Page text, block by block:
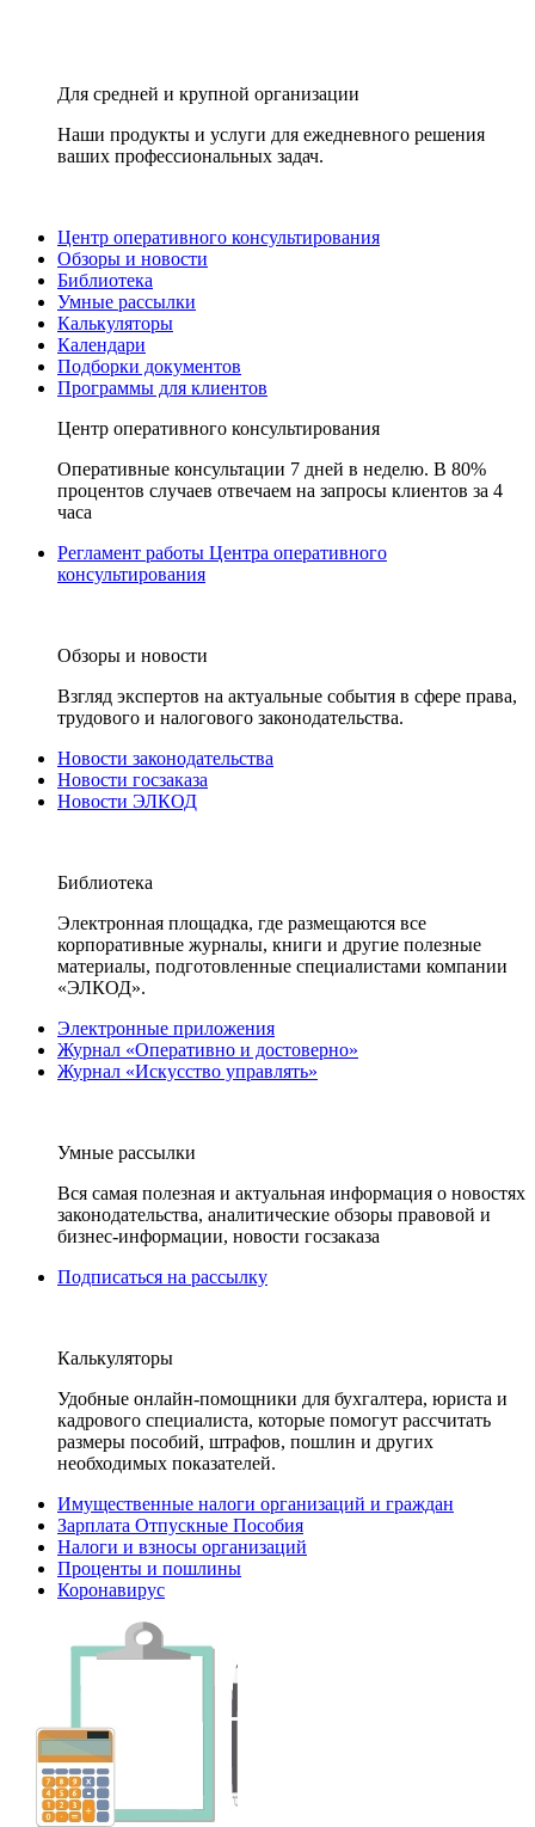
Для средней и крупной организации
Наши продукты и услуги для ежедневного решения
ваших профессиональных задач.
Центр оперативного консультирования
Обзоры и новости
Библиотека
Умные рассылки
Калькуляторы
Календари
Подборки документов
Программы для клиентов
Центр оперативного консультирования
Оперативные консультации 7 дней в неделю. В 80%
процентов случаев отвечаем на запросы клиентов за 4
часа
Регламент работы Центра оперативного
консультирования
Обзоры и новости
Взгляд экспертов на актуальные события в сфере права,
трудового и налогового законодательства.
Новости законодательства
Новости госзаказа
Новости ЭЛКОД
Библиотека
Электронная площадка, где размещаются все
корпоративные журналы, книги и другие полезные
материалы, подготовленные специалистами компании
«ЭЛКОД».
Электронные приложения
Журнал «Оперативно и достоверно»
Журнал «Искусство управлять»
Умные рассылки
Вся самая полезная и актуальная информация о новостях
законодательства, аналитические обзоры правовой и
бизнес-информации, новости госзаказа
Подписаться на рассылку
Калькуляторы
Удобные онлайн-помощники для бухгалтера, юриста и
кадрового специалиста, которые помогут рассчитать
размеры пособий, штрафов, пошлин и других
необходимых показателей.
Имущественные налоги организаций и граждан
Зарплата Отпускные Пособия
Налоги и взносы организаций
Проценты и пошлины
Коронавирус